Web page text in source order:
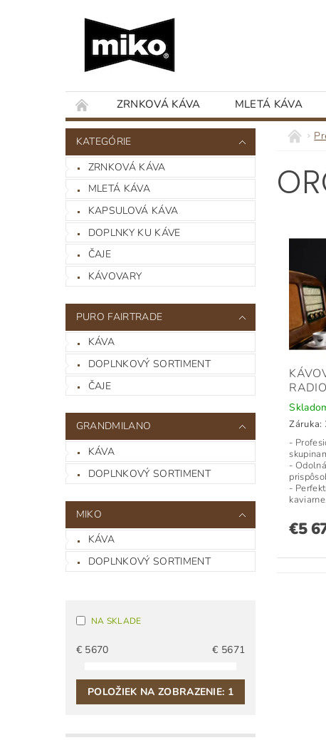
ZRNKOVÁ KÁVA MLETÁ KÁVA
KATEGÓRIE
ZRNKOVÁ KÁVA
MLETÁ KÁVA
KAPSULOVÁ KÁVA
DOPLNKY KU KÁVE
ČAJE
KÁVOVARY
PURO FAIRTRADE
KÁVA
DOPLNKOVÝ SORTIMENT
ČAJE
GRANDMILANO
KÁVA
DOPLNKOVÝ SORTIMENT
MIKO
KÁVA
DOPLNKOVÝ SORTIMENT
NA SKLADE
€ 5670 € 5671
POLOŽIEK NA ZOBRAZENIE: 1
Záruka:
-
-
-
kaviarne.
€5